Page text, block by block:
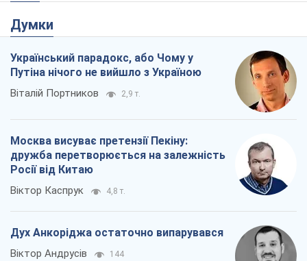
Думки
Український парадокс, або Чому у
Путіна нічого не вийшло з Україною
Віталій Портников 2,9 т.
Москва висуває претензії Пекіну:
дружба перетворюється на залежність
Росії від Китаю
Віктор Каспрук 4,8 т.
Дух Анкоріджа остаточно випарувався
Віктор Андрусів 144